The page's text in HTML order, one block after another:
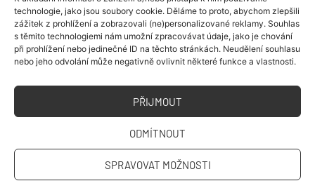
technologie, jako jsou soubory cookie. Děláme to proto, abychom zlepšili
zážitek z prohlížení a zobrazovali (ne)personalizované reklamy. Souhlas
s těmito technologiemi nám umožní zpracovávat údaje, jako je chování
při prohlížení nebo jedinečné ID na těchto stránkách. Neudělení souhlasu
nebo jeho odvolání může negativně ovlivnit některé funkce a vlastnosti.
PŘIJMOUT
ODMÍTNOUT
SPRAVOVAT MOŽNOSTI
k vyrovnání vodní bilance, zvýšení
biodiverzity, a tím i ke zvýšení odolnosti
regionu vůči klimatickým změnám.
(např. renaturalizace vodních toků,
zvýšení retence) je třeba brát v úvahu
i účinky negativní (např. podemílání,
nežádoucí záplavy). Specifickou
vlastností bobra je jeho snaha